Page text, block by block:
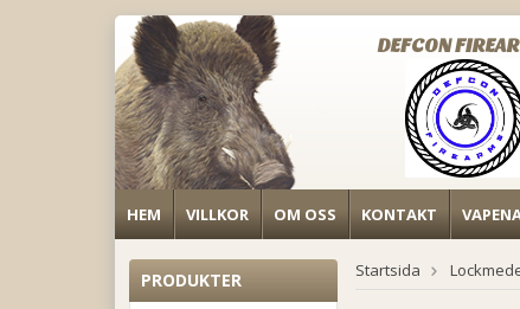
DEFCON
HEM VILLKOR OM OSS KONTAKT
PRODUKTER Startsida